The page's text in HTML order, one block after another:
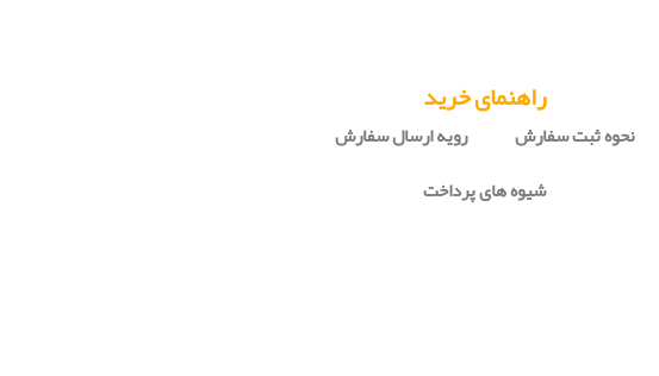
راهنمای خرید
نحوه ثبت سفارش
رویه ارسال سفارش
شیوه های پرداخت